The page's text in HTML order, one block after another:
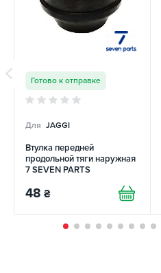
Готово к отправке
Для JAGGI
Втулка передней
продольной тяги наружная
7 SEVEN PARTS
48 ₴